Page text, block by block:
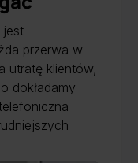
jest
przerwa w
utratę klientów,
dokładamy